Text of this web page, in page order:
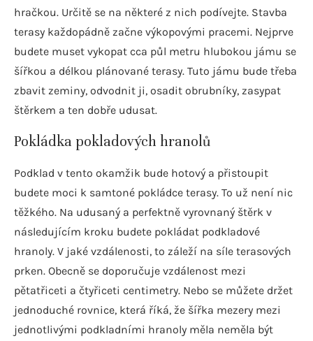
hračkou. Určitě se na některé z nich podívejte. Stavba
terasy každopádně začne výkopovými pracemi. Nejprve
budete muset vykopat cca půl metru hlubokou jámu se
šířkou a délkou plánované terasy. Tuto jámu bude třeba
zbavit zeminy, odvodnit ji, osadit obrubníky, zasypat
štěrkem a ten dobře udusat.
Pokládka pokladových hranolů
Podklad v tento okamžik bude hotový a přistoupit
budete moci k samtoné pokládce terasy. To už není nic
těžkého. Na udusaný a perfektně vyrovnaný štěrk v
následujícím kroku budete pokládat podkladové
hranoly. V jaké vzdálenosti, to záleží na síle terasových
prken. Obecně se doporučuje vzdálenost mezi
pětatřiceti a čtyřiceti centimetry. Nebo se můžete držet
jednoduché rovnice, která říká, že šířka mezery mezi
jednotlivými podkladními hranoly měla neměla být